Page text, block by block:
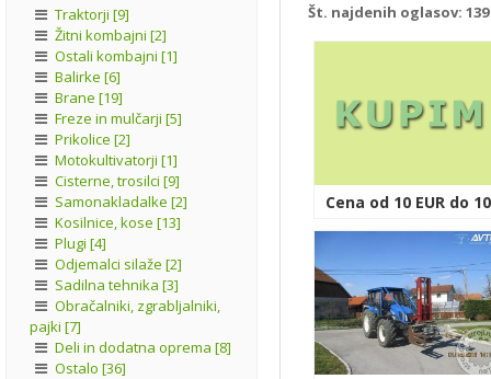
Traktorji [9]
Žitni kombajni [2]
Ostali kombajni [1]
Balirke [6]
Brane [19]
Freze in mulčarji [5]
Prikolice [2]
Motokultivatorji [1]
Cisterne, trosilci [9]
Samonakladalke [2]
Kosilnice, kose [13]
Plugi [4]
Odjemalci silaže [2]
Sadilna tehnika [3]
Obračalniki, zgrabljalniki,
pajki [7]
Deli in dodatna oprema [8]
Ostalo [36]
Št. najdenih oglasov: 139
Cena od 10 EUR do